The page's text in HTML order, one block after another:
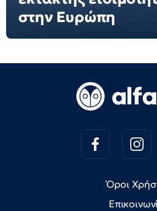
στην Ευρώπη
Όροι